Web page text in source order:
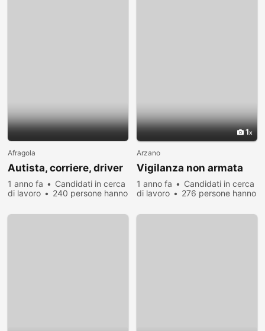
Afragola
Autista, corriere, driver
1 anno fa
Candidati in cerca
di lavoro
240 persone hanno
1
Arzano
Vigilanza non armata
1 anno fa
Candidati in cerca
di lavoro
276 persone hanno